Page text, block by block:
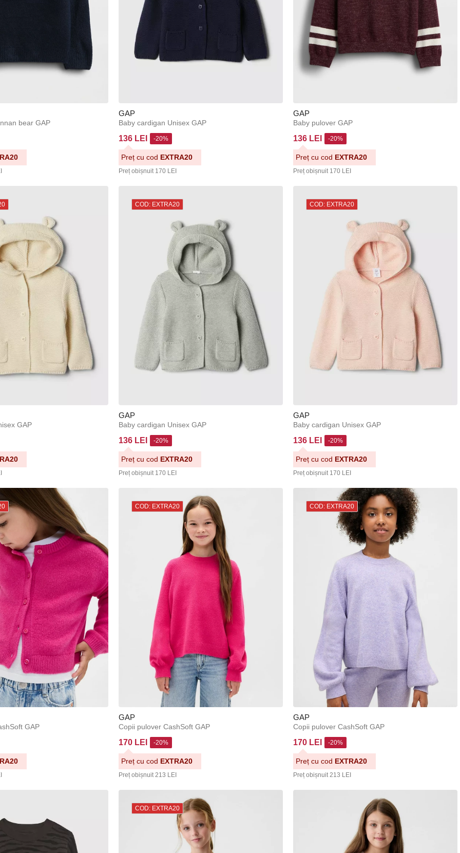
bear GAP
GAP
Baby cardigan Unisex GAP
136 LEI
Preț obișnuit 170 LEI
-20%
Preț cu cod EXTRA20
GAP
Baby pulover GAP
136 LEI
Preț obișnuit 170 LEI
-20%
Preț cu cod EXTRA20
GAP
COD: EXTRA20
GAP
Baby cardigan Unisex GAP
136 LEI
Preț obișnuit 170 LEI
-20%
Preț cu cod EXTRA20
COD: EXTRA20
GAP
Baby cardigan Unisex GAP
136 LEI
Preț obișnuit 170 LEI
-20%
Preț cu cod EXTRA20
GAP
COD: EXTRA20
GAP
Copii pulover CashSoft GAP
170 LEI
Preț obișnuit 213 LEI
-20%
Preț cu cod EXTRA20
COD: EXTRA20
GAP
Copii pulover CashSoft GAP
170 LEI
Preț obișnuit 213 LEI
-20%
Preț cu cod EXTRA20
COD: EXTRA20